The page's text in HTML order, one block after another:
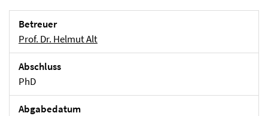
Betreuer
Prof. Dr. Helmut Alt
Abschluss
PhD
Abgabedatum